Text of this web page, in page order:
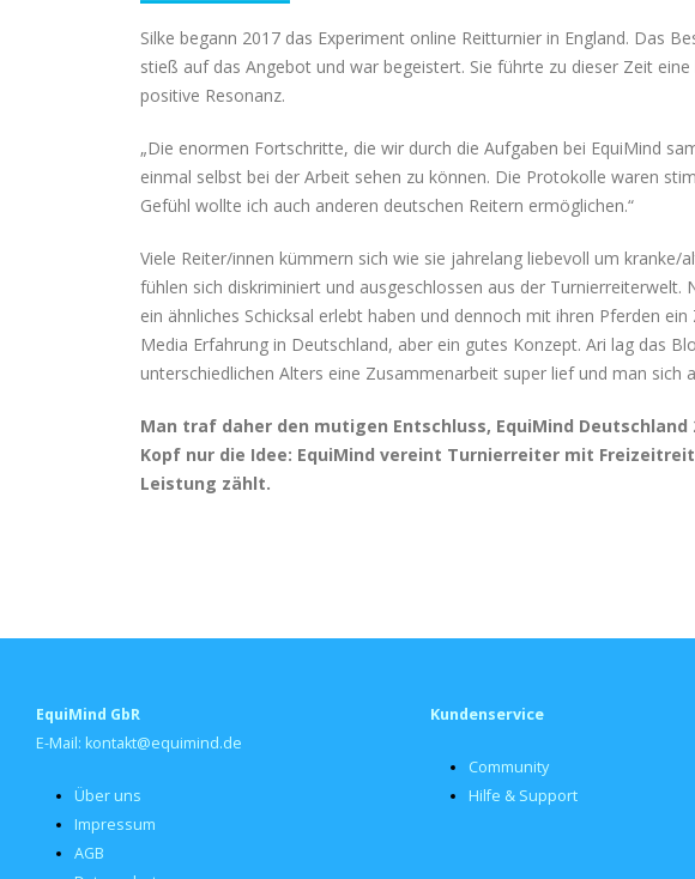
Silke begann 2017 das Experiment online Reitturnier in England. Das
stieß auf das Angebot und war begeistert. Sie führte zu dieser Zeit
positive Resonanz.
„Die enormen Fortschritte, die wir durch die Aufgaben bei EquiMind
einmal selbst bei der Arbeit sehen zu können. Die Protokolle waren
Gefühl wollte ich auch anderen deutschen Reitern ermöglichen.“
Viele Reiter/innen kümmern sich wie sie jahrelang liebevoll um
fühlen sich diskriminiert und ausgeschlossen aus der
ein ähnliches Schicksal erlebt haben und dennoch mit ihren Pferden
Media Erfahrung in Deutschland, aber ein gutes Konzept. Ari lag das
unterschiedlichen Alters eine Zusammenarbeit super lief und man sich
Man traf daher den mutigen Entschluss, EquiMind
Kopf nur die Idee: EquiMind vereint Turnierreiter mit
Leistung zählt.
EquiMind GbR
E-Mail: kontakt@equimind.de
Über uns
Impressum
AGB
Kundenservice
Community
Hilfe & Support